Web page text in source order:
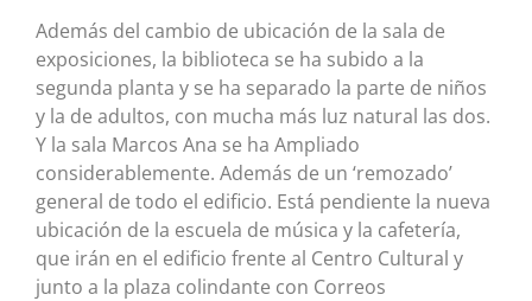
Además del cambio de ubicación de la sala de
exposiciones, la biblioteca se ha subido a la
segunda planta y se ha separado la parte de niños
y la de adultos, con mucha más luz natural las dos.
Y la sala Marcos Ana se ha Ampliado
considerablemente. Además de un ‘remozado’
general de todo el edificio. Está pendiente la nueva
ubicación de la escuela de música y la cafetería,
que irán en el edificio frente al Centro Cultural y
junto a la plaza colindante con Correos